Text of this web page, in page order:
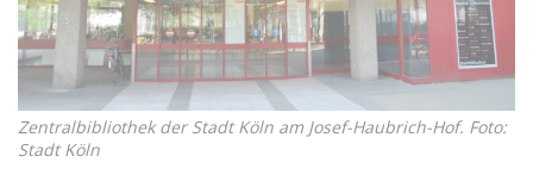
Zentralbibliothek der Stadt Köln am Josef-Haubrich-Hof. Foto:
Stadt Köln